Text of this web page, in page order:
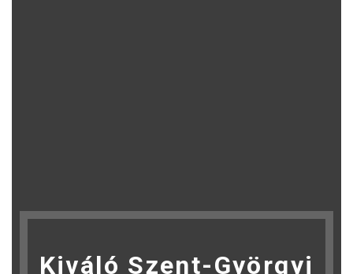
Kiváló Szent-Györgyi